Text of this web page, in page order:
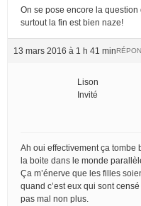
On se pose encore la
surtout la fin est bien naze!
13 mars 2016 à 1 h 41 min
Lison
Invité
Ah oui effectivement ça
la boite dans le monde
Ça m’énerve que les filles
quand c’est eux qui sont
pas mal non plus.